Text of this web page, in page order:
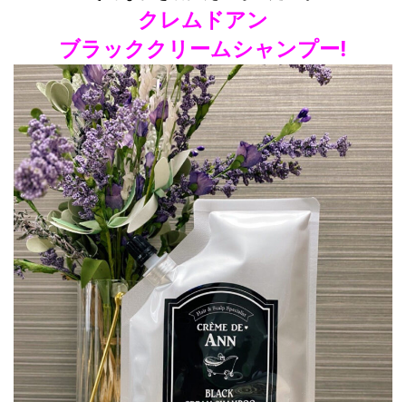
クレムドアン
ブラッククリームシャンプー!